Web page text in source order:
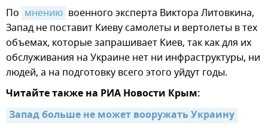
По мнению военного эксперта Виктора Литовкина,
Запад не поставит Киеву самолеты и вертолеты в тех
объемах, которые запрашивает Киев, так как для их
обслуживания на Украине нет ни инфраструктуры, ни
людей, а на подготовку всего этого уйдут годы.
Читайте также на РИА Новости Крым:
Запад больше не может вооружать Украину